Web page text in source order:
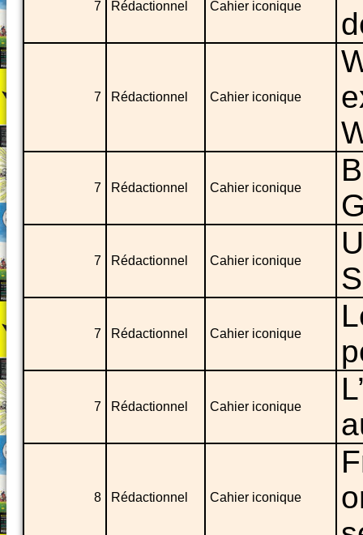
7 Rédactionnel Cahier iconique
7 Rédactionnel Cahier iconique
7 Rédactionnel Cahier iconique
7 Rédactionnel Cahier iconique
7 Rédactionnel Cahier iconique
7 Rédactionnel Cahier iconique
8 Rédactionnel Cahier iconique